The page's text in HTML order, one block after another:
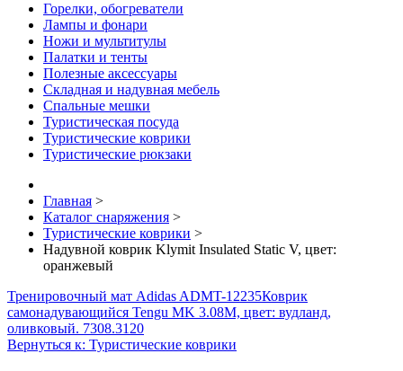
Горелки, обогреватели
Лампы и фонари
Ножи и мультитулы
Палатки и тенты
Полезные аксессуары
Складная и надувная мебель
Спальные мешки
Туристическая посуда
Туристические коврики
Туристические рюкзаки
Главная >
Каталог снаряжения >
Туристические коврики >
Надувной коврик Klymit Insulated Static V, цвет:
оранжевый
Тренировочный мат Adidas ADMT-12235Коврик
самонадувающийся Tengu MK 3.08M, цвет: вудланд,
оливковый. 7308.3120
Вернуться к: Туристические коврики